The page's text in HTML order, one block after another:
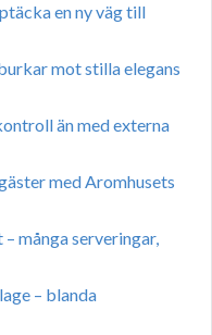
en ny väg till
mot stilla elegans
än med externa
med Aromhusets
många serveringar,
– blanda